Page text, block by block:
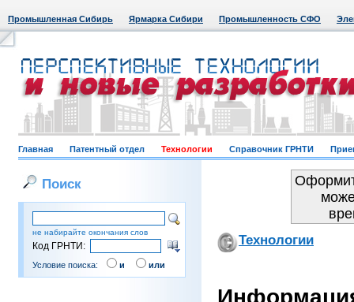
Промышленная Сибирь Ярмарка Сибири Промышленность СФО
Главная Патентный отдел Технологии Справочник ГРНТИ
Поиск
не набирайте окончания слов
Код ГРНТИ:
Условие поиска: и или
Технологии